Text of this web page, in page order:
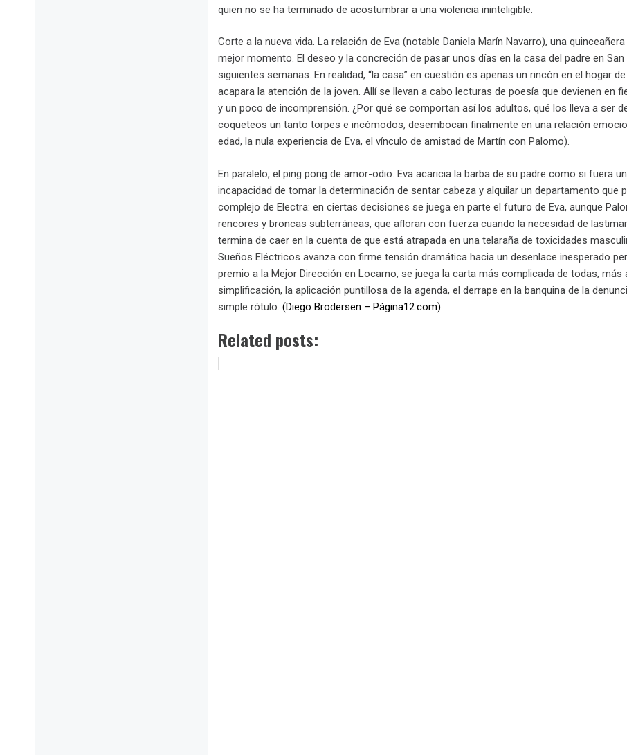
quien no se ha terminado de acostumbrar a una violencia ininteligible.
Corte a la nueva vida. La relación de Eva (notable Daniela Marín Navarro), una
mejor momento. El deseo y la concreción de pasar unos días en la casa del padre en
siguientes semanas. En realidad, “la casa” en cuestión es apenas un rincón en el hogar
acapara la atención de la joven. Allí se llevan a cabo lecturas de poesía que devienen en
y un poco de incomprensión. ¿Por qué se comportan así los adultos, qué los lleva a ser
coqueteos un tanto torpes e incómodos, desembocan finalmente en una relación
edad, la nula experiencia de Eva, el vínculo de amistad de Martín con Palomo).
En paralelo, el ping pong de amor-odio. Eva acaricia la barba de su padre como si fuera
incapacidad de tomar la determinación de sentar cabeza y alquilar un departamento
complejo de Electra: en ciertas decisiones se juega en parte el futuro de Eva, aunque
rencores y broncas subterráneas, que afloran con fuerza cuando la necesidad de
termina de caer en la cuenta de que está atrapada en una telaraña de toxicidades
Sueños Eléctricos avanza con firme tensión dramática hacia un desenlace inesperado
premio a la Mejor Dirección en Locarno, se juega la carta más complicada de todas,
simplificación, la aplicación puntillosa de la agenda, el derrape en la banquina de la
simple rótulo. (Diego Brodersen – Página12.com)
Related posts: